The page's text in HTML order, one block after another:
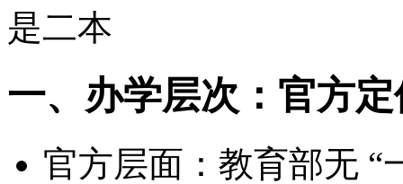
一、办学层次：官方
官方层面：教育部无 “